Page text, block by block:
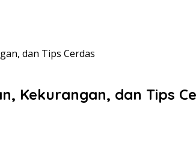
dan Tips Cerdas
Kekurangan, dan Tips